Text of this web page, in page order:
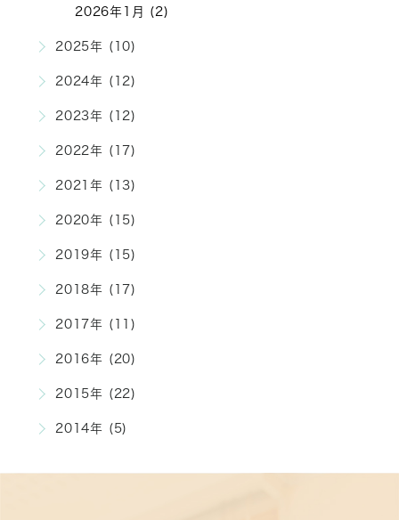
2026年1月 (2)
2025年 (10)
2024年 (12)
2023年 (12)
2022年 (17)
2021年 (13)
2020年 (15)
2019年 (15)
2018年 (17)
2017年 (11)
2016年 (20)
2015年 (22)
2014年 (5)